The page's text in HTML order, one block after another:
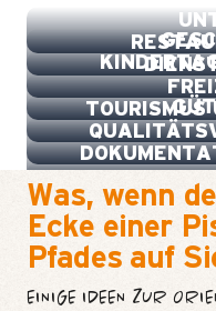
TOURISMUS
Was, wenn
Ecke einer
Pfades auf
EINIGE IDEEN ZUR